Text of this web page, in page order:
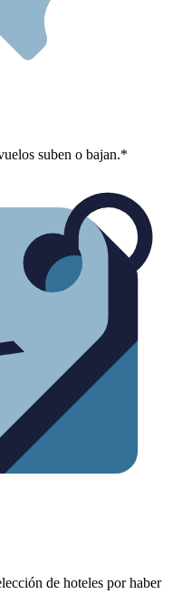
suben o bajan.*
de hoteles por haber